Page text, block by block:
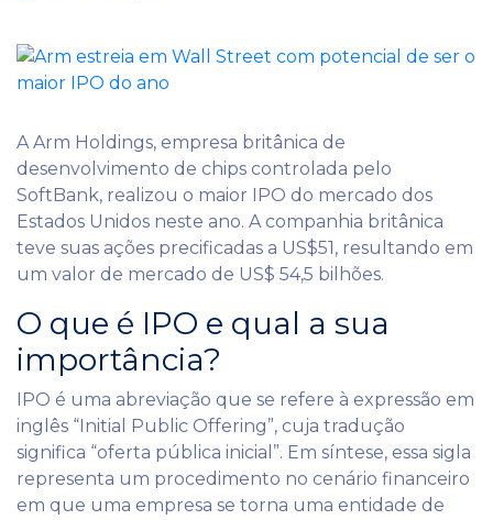
A Arm Holdings, empresa britânica de
desenvolvimento de chips controlada pelo
SoftBank, realizou o maior IPO do mercado dos
Estados Unidos neste ano. A companhia britânica
teve suas ações precificadas a US$51, resultando em
um valor de mercado de US$ 54,5 bilhões.
O que é IPO e qual a sua
importância?
IPO é uma abreviação que se refere à expressão em
inglês “Initial Public Offering”, cuja tradução
significa “oferta pública inicial”. Em síntese, essa sigla
representa um procedimento no cenário financeiro
em que uma empresa se torna uma entidade de